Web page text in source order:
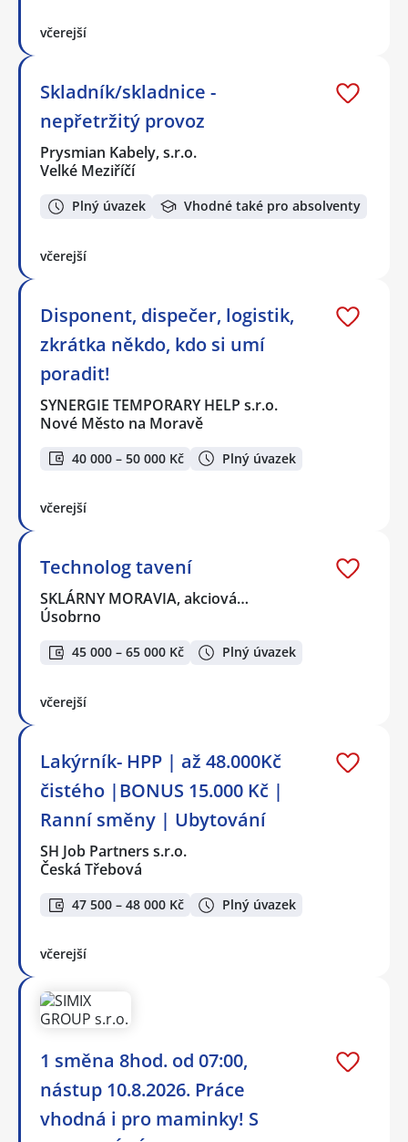
včerejší
Skladník/skladnice -
nepřetržitý provoz
Prysmian Kabely, s.r.o.
Velké Meziříčí
Plný úvazek Vhodné také pro absolventy
včerejší
Disponent, dispečer, logistik,
zkrátka někdo, kdo si umí
poradit!
SYNERGIE TEMPORARY HELP s.r.o.
Nové Město na Moravě
40 000 – 50 000 Kč Plný úvazek
včerejší
Technolog tavení
SKLÁRNY MORAVIA, akciová…
Úsobrno
45 000 – 65 000 Kč Plný úvazek
včerejší
Lakýrník- HPP | až 48.000Kč
čistého |BONUS 15.000 Kč |
Ranní směny | Ubytování
SH Job Partners s.r.o.
Česká Třebová
47 500 – 48 000 Kč Plný úvazek
včerejší
1 směna 8hod. od 07:00,
nástup 10.8.2026. Práce
vhodná i pro maminky! S